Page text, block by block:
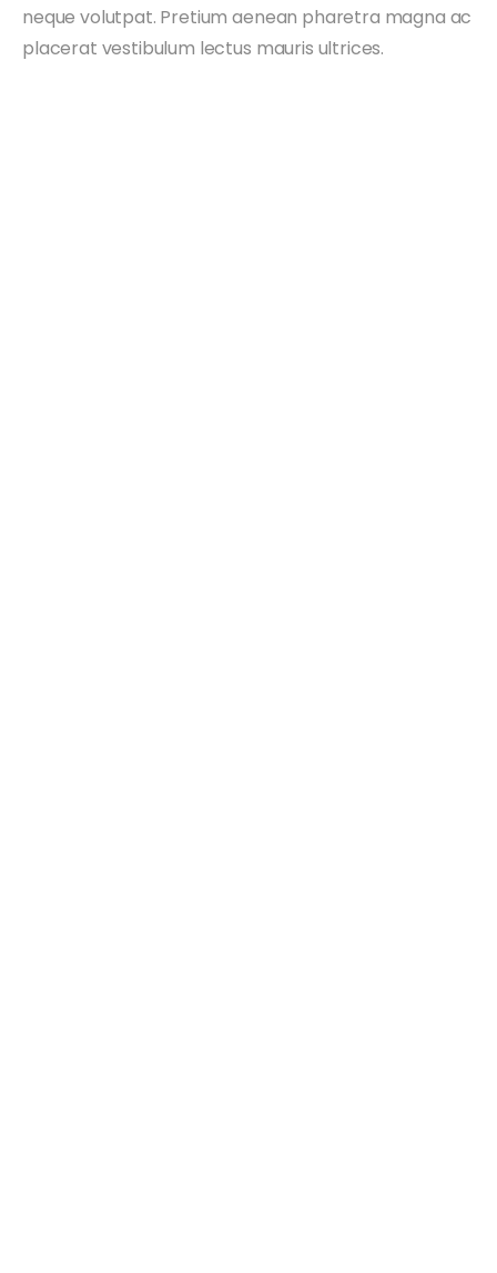
neque volutpat. Pretium aenean pharetra magna ac
placerat vestibulum lectus mauris ultrices.